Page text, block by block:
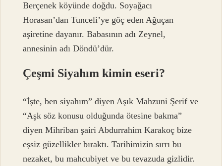
Berçenek köyünde doğdu. Soyağacı
Horasan’dan Tunceli’ye göç eden Ağuçan
aşiretine dayanır. Babasının adı Zeynel,
annesinin adı Döndü’dür.
Çeşmi Siyahım kimin eseri?
“İşte, ben siyahım” diyen Aşık Mahzuni Şerif ve
“Aşk söz konusu olduğunda ötesine bakma”
diyen Mihriban şairi Abdurrahim Karakoç bize
eşsiz güzellikler bıraktı. Tarihimizin sırrı bu
nezaket, bu mahcubiyet ve bu tevazuda gizlidir.